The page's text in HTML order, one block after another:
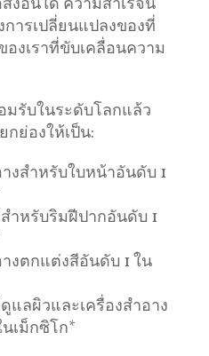
งอื่นใด ความสำเร็จนี้
ารเปลี่ยนแปลงของที่
งเราที่ขับเคลื่อนความ
มรับในระดับโลกแล้ว
กย่องให้เป็น:
งสำหรับใบหน้าอันดับ 1
หรับริมฝีปากอันดับ 1
งตกแต่งสีอันดับ 1 ใน
ลผิวและเครื่องสำอาง
เม็กซิโก*